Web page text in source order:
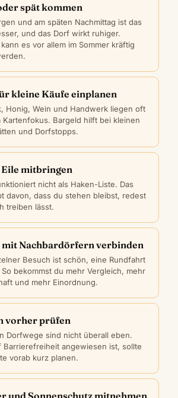
spät kommen
und am späten Nachmittag ist das
und das Dorf wirkt ruhiger.
es vor allem im Sommer kräftig
kleine Käufe einplanen
Honig, Wein und Handwerk liegen oft
Kartenfokus. Bargeld hilft bei kleinen
und Dorfstopps.
mitbringen
nicht als Haken-Liste. Das
davon, dass du stehen bleibst, redest
treiben lässt.
mit Nachbardörfern verbinden
Besuch ist schön, eine Rundfahrt
So bekommst du mehr Vergleich, mehr
und mehr Einordnung.
vorher prüfen
Dorfwege sind nicht überall eben.
Barrierefreiheit angewiesen ist, sollte
vorab kurz planen.
und Sonnenschutz mitnehmen